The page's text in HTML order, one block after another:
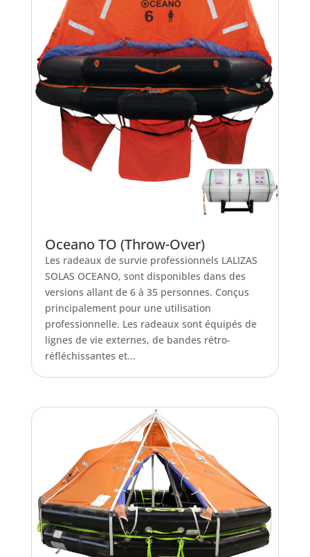
Oceano TO (Throw-Over)
Les radeaux de survie professionnels LALIZAS
SOLAS OCEANO, sont disponibles dans des
versions allant de 6 à 35 personnes. Conçus
principalement pour une utilisation
professionnelle. Les radeaux sont équipés de
lignes de vie externes, de bandes rétro-
réfléchissantes et...